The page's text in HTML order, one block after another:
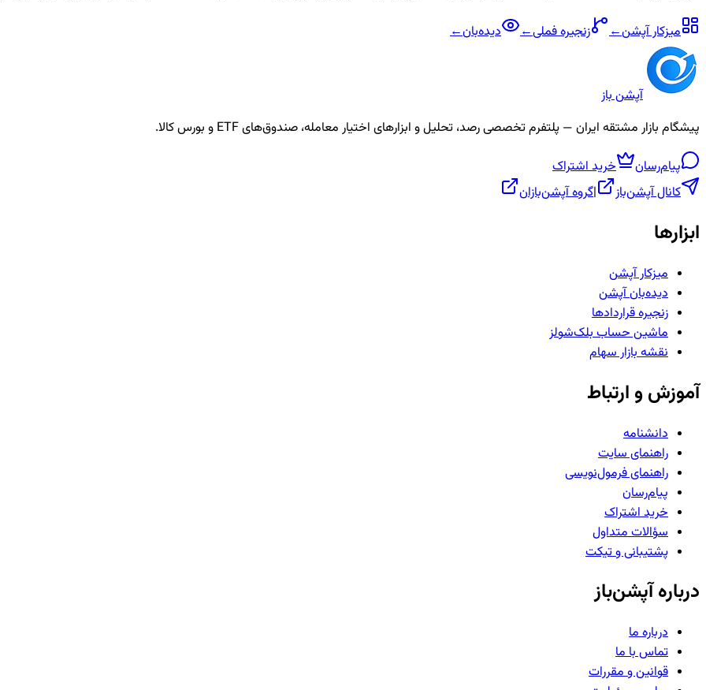
میزکار آپشن← زنجیرهفملی← دیده‌بان←
آپشن باز
پیشگام بازار مشتقه ایران — پلتفرم تخصصی رصد، تحلیل و ابزارهای اختیار معامله، صندوق‌های ETF و بورس کالا.
پیام‌رسان
خرید اشتراک
کانال آپشن‌باز
|گروه آپشن‌بازان
ابزارها
میزکار آپشن
دیده‌بان آپشن
زنجیره قراردادها
ماشین حساب بلک‌شولز
نقشه بازار سهام
آموزش و ارتباط
دانشنامه
راهنمای سایت
راهنمای فرمول‌نویسی
پیام‌رسان
خرید اشتراک
سؤالات متداول
پشتیبانی و تیکت
درباره آپشن‌باز
درباره ما
تماس با ما
قوانین و مقررات